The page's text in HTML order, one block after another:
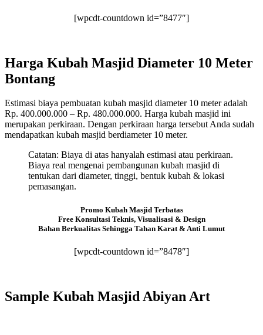
[wpcdt-countdown id=”8477″]
Harga Kubah Masjid Diameter 10 Meter
Bontang
Estimasi biaya pembuatan kubah masjid diameter 10 meter adalah
Rp. 400.000.000 – Rp. 480.000.000. Harga kubah masjid ini
merupakan perkiraan. Dengan perkiraan harga tersebut Anda sudah
mendapatkan kubah masjid berdiameter 10 meter.
Catatan: Biaya di atas hanyalah estimasi atau perkiraan.
Biaya real mengenai pembangunan kubah masjid di
tentukan dari diameter, tinggi, bentuk kubah & lokasi
pemasangan.
Promo Kubah Masjid Terbatas
Free Konsultasi Teknis, Visualisasi & Design
Bahan Berkualitas Sehingga Tahan Karat & Anti Lumut
[wpcdt-countdown id=”8478″]
Sample Kubah Masjid Abiyan Art